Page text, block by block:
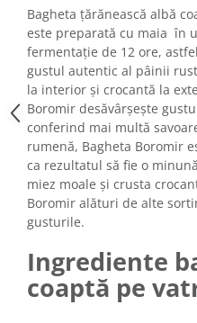
Turta dulce cu nuci
Turta dulce de Sibiu
Turta dulce cu miere
Croissant
Croissant Duofino
Croissant cu maia
Cornulete
Boromele
Cornulete fragede
Pasca
Pasca Fresh
Cereale
Bagheta țărănească albă
este preparată cu maia în
fermentație de 12 ore,
gustul autentic al pâinii
la interior și crocantă la
Boromir desăvârșește
conferind mai multă
rumenă, Bagheta Boromir
ca rezultatul să fie o
miez moale și crusta
Boromir alături de alte
gusturile.
Ingrediente
coaptă pe